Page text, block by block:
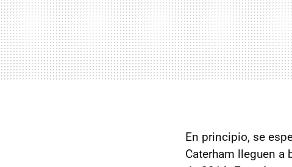
En principio, se
Caterham lleguen a